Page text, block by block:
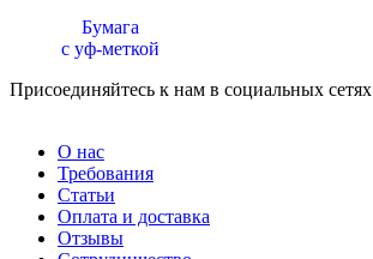
Бумага
с уф-меткой
Присоединяйтесь к нам в социальных сетях
О нас
Требования
Статьи
Оплата и доставка
Отзывы